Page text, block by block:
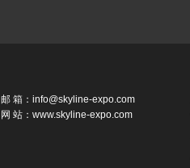
邮 箱：info@skyline-expo.com
网 站：www.skyline-expo.com